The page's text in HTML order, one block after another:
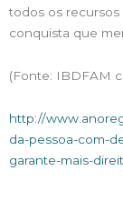
todos os recursos
conquista que
(Fonte: IBDFAM
http://
da-pessoa-com-
garante-mais-